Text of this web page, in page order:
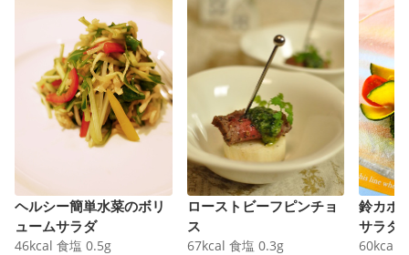
ヘルシー簡単水菜のボリ
ュームサラダ
46kcal 食塩 0.5g
ローストビーフピンチョ
ス
67kcal 食塩 0.3g
鈴カボ
サラダ
60kcal